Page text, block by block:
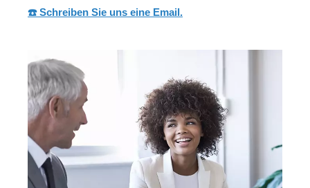
☎️ Schreiben Sie uns eine Email.